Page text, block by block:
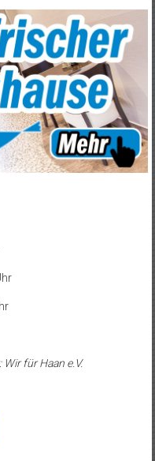
für Haan e.V.